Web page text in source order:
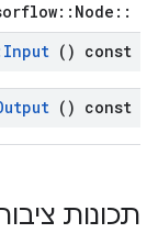
::tensorflow::Node *
Input () const
() const
תכונות